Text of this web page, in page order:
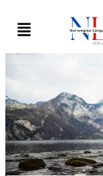
content
Menu